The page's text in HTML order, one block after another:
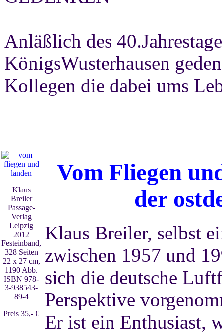
Anläßlich des
KönigsWusterhausen
Kollegen die dabei ums
Klaus
Breiler
Passage-
Verlag
Leipzig
2012
Festeinband,
328 Seiten
22 x 27 cm,
1190 Abb.
ISBN 978-
3-938543-
89-4
Preis 35,- €
Vom Fliegen
der
Klaus Breiler, selbst
zwischen 1957 und
sich die deutsche
Perspektive
Er ist ein Enthusiast,